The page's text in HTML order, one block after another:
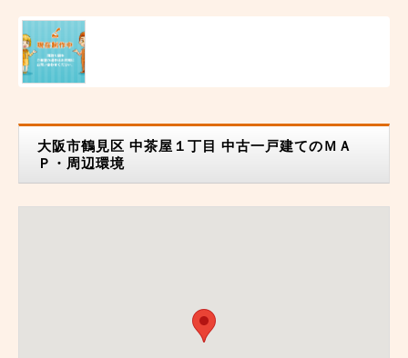
大阪市鶴見区 中茶屋１丁目 中古一戸建てのＭＡ
Ｐ・周辺環境